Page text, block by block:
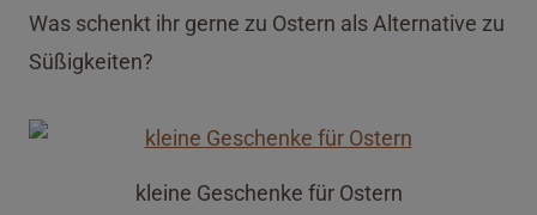
Was schenkt ihr gerne zu Ostern als Alternative zu
Süßigkeiten?
kleine Geschenke für Ostern